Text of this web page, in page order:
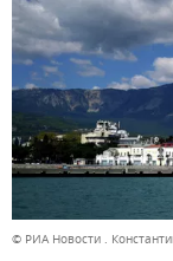
© РИА Новости .